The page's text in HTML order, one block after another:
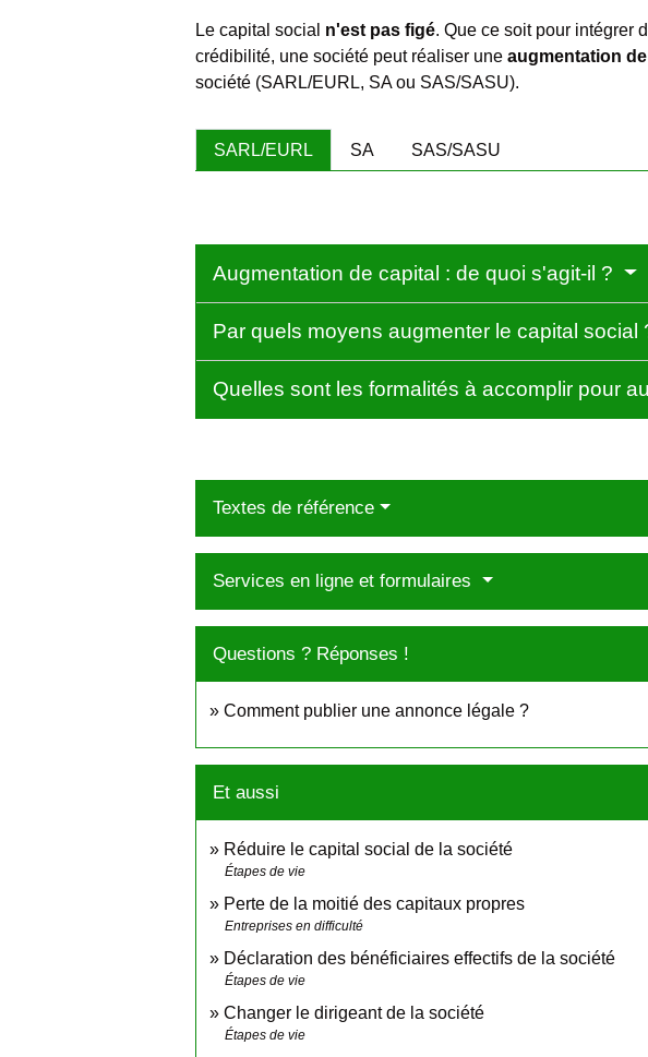
Le capital social n'est pas figé. Que ce soit pour intégrer
crédibilité, une société peut réaliser uneaugmentation
société (SARL/EURL, SA ou SAS/SASU).
SARL/EURL SA SAS/SASU
Augmentation de capital : de quoi s'agit-il ?
Par quels moyens augmenter le capital social
Quelles sont les formalités à accomplir pour
Textes de référence
Services en ligne et formulaires
Questions ? Réponses !
Comment publier une annonce légale ?
Et aussi
Réduire le capital social de la société
Étapes de vie
Perte de la moitié des capitaux propres
Entreprises en difficulté
Déclaration des bénéficiaires effectifs de la société
Étapes de vie
Changer le dirigeant de la société
Étapes de vie